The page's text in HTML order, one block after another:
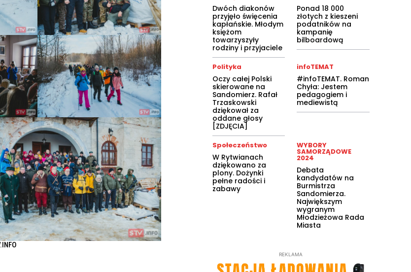
Dwóch diakonów
przyjęło święcenia
kapłańskie. Młodym
księżom
towarzyszyły
rodziny i przyjaciele
Ponad 18 000
złotych z kieszeni
podatników na
kampanię
bilboardową
Polityka
Oczy całej Polski
skierowane na
Sandomierz. Rafał
Trzaskowski
dziękował za
oddane głosy
[ZDJĘCIA]
infoTEMAT
#infoTEMAT. Roman
Chyła: Jestem
pedagogiem i
mediewistą
Społeczeństwo
W Rytwianach
dziękowano za
plony. Dożynki
pełne radości i
zabawy
WYBORY
SAMORZĄDOWE
2024
Debata
kandydatów na
Burmistrza
Sandomierza.
Największym
wygranym
Młodzieżowa Rada
Miasta
REKLAMA